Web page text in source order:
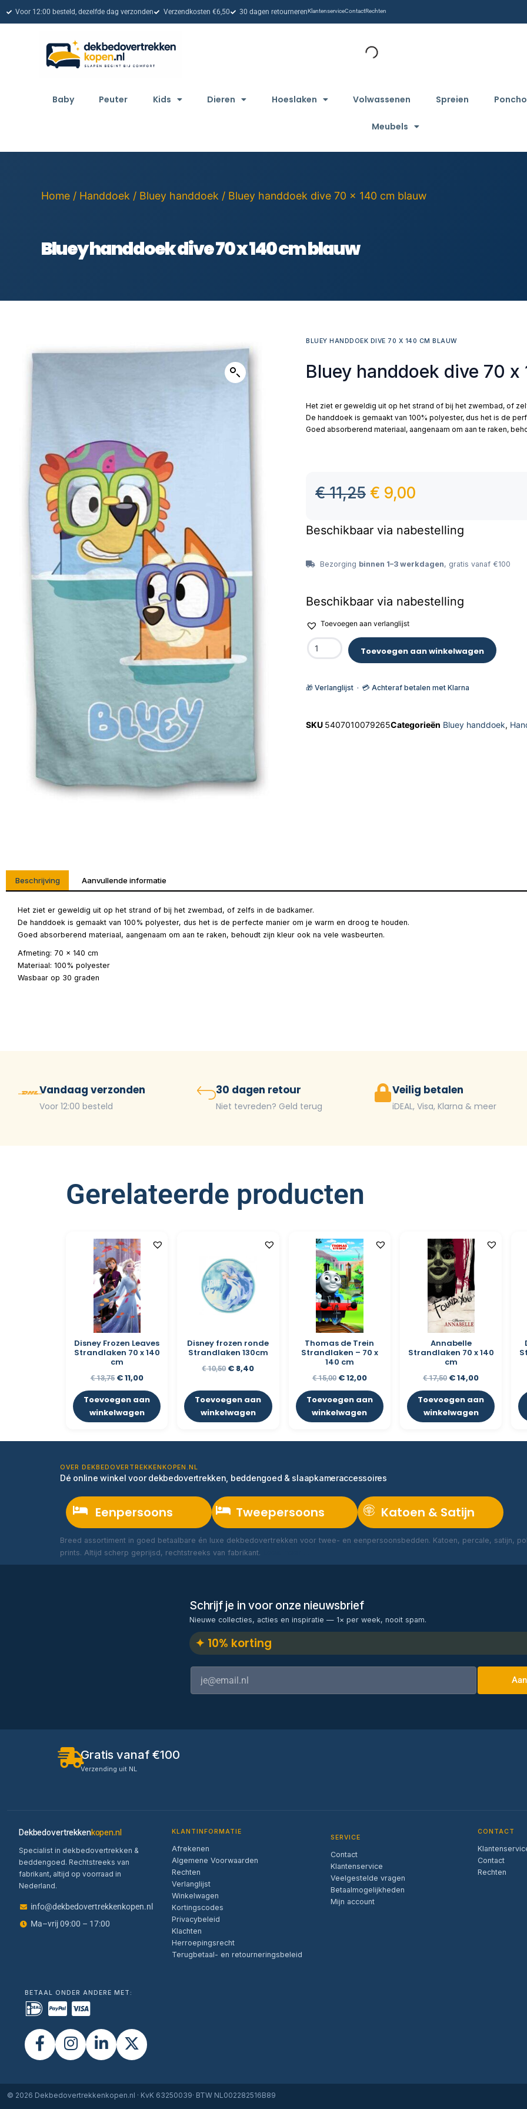
Voor 12:00 besteld, dezelfde dag verzonden Verzendkosten €6,50 30 dagen retournerenKlantenserviceContactRechten
Baby Peuter Kids Dieren Hoeslaken Volwassenen Spreien Poncho
Meubels
Home / Handdoek / Bluey handdoek / Bluey handdoek dive 70 x 140 cm blauw
Bluey handdoek dive 70 x 140 cm blauw
BLUEY HANDDOEK DIVE 70 X 140 CM BLAUW
Bluey handdoek dive 70 x
Het ziet er geweldig uit op het strand of bij het zwembad, of
De handdoek is gemaakt van 100% polyester, dus het is de
Goed absorberend materiaal, aangenaam om aan te raken,
€11,25 € 9,00
Beschikbaar via nabestelling
Bezorging binnen 1–3 werkdagen, gratis vanaf €100
Beschikbaar via nabestelling
Toevoegen aan verlanglijst
Toevoegen aan winkelwagen
🎁 Verlanglijst · 💳 Achteraf betalen met Klarna
SKU 5407010079265Categorieën Bluey handdoek,
Beschrijving Aanvullende informatie
Het ziet er geweldig uit op het strand of bij het zwembad, of zelfs in de badkamer.
De handdoek is gemaakt van 100% polyester, dus het is de perfecte manier om je warm en droog te houden.
Goed absorberend materiaal, aangenaam om aan te raken, behoudt zijn kleur ook na vele wasbeurten.
Afmeting: 70 x 140 cm
Materiaal: 100% polyester
Wasbaar op 30 graden
Vandaag verzonden
Voor 12:00 besteld
30 dagen retour
Niet tevreden? Geld terug
Veilig betalen
iDEAL, Visa, Klarna & meer
Gerelateerde producten
Disney Frozen Leaves
Strandlaken 70 x 140
cm
€13,75 €11,00
Toevoegen aan
winkelwagen
Disney frozen ronde
Strandlaken 130cm
€10,50 € 8,40
Toevoegen aan
winkelwagen
Thomas de Trein
Strandlaken – 70 x
140 cm
€15,00 €12,00
Toevoegen aan
winkelwagen
Annabelle
Strandlaken 70 x 140
cm
€17,50 €14,00
Toevoegen aan
winkelwagen
OVER DEKBEDOVERTREKKENKOPEN.NL
Dé online winkel voor dekbedovertrekken, beddengoed & slaapkameraccessoires
Eenpersoons Tweepersoons Katoen & Satijn
Breed assortiment in goed betaalbare én luxe dekbedovertrekken voor twee- en eenpersoonsbedden. Katoen, percale, satijn,
prints. Altijd scherp geprijsd, rechtstreeks van fabrikant.
Schrijf je in voor onze nieuwsbrief
Nieuwe collecties, acties en inspiratie — 1× per week, nooit spam.
✦ 10% korting
Gratis vanaf €100
Verzending uit NL
Dekbedovertrekkenkopen.nl
Specialist in dekbedovertrekken &
beddengoed. Rechtstreeks van
fabrikant, altijd op voorraad in
Nederland.
info@dekbedovertrekkenkopen.nl
Ma–vrij 09:00 – 17:00
KLANTINFORMATIE
Afrekenen
Algemene Voorwaarden
Rechten
Verlanglijst
Winkelwagen
Kortingscodes
Privacybeleid
Klachten
Herroepingsrecht
Terugbetaal- en retourneringsbeleid
SERVICE
Contact
Klantenservice
Veelgestelde vragen
Betaalmogelijkheden
Mijn account
CONTACT
Contact
Rechten
BETAAL ONDER ANDERE MET:
© 2026 Dekbedovertrekkenkopen.nl · KvK 63250039· BTW NL002282516B89